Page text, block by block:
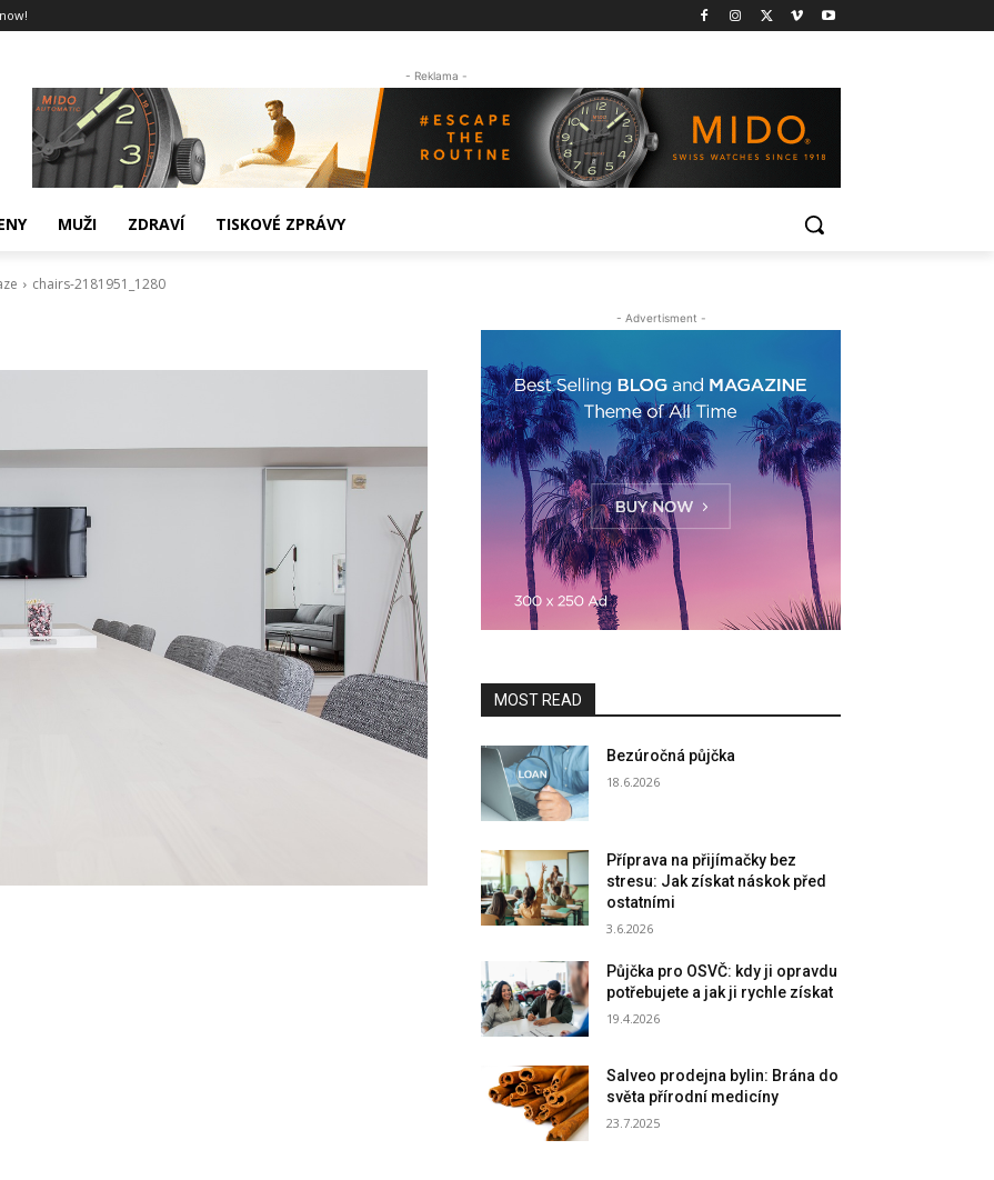
- Reklama -
MUŽI ZDRAVÍ TISKOVÉ ZPRÁVY
chairs-2181951_1280
- Advertisment -
MOST READ
Bezúročná půjčka
18.6.2026
Příprava na přijímačky bez
stresu: Jak získat náskok před
ostatními
3.6.2026
Půjčka pro OSVČ: kdy ji opravdu
potřebujete a jak ji rychle získat
19.4.2026
Salveo prodejna bylin: Brána do
světa přírodní medicíny
23.7.2025